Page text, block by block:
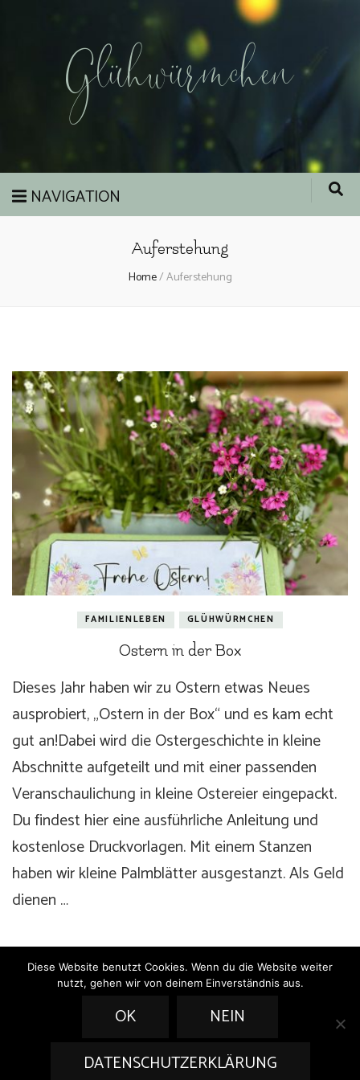
Glühwürmchen
NAVIGATION
Auferstehung
Home/Auferstehung
FAMILIENLEBEN GLÜHWÜRMCHEN
Ostern in der Box
Dieses Jahr haben wir zu Ostern etwas Neues
ausprobiert, „Ostern in der Box“ und es kam echt
gut an!Dabei wird die Ostergeschichte in kleine
Abschnitte aufgeteilt und mit einer passenden
Veranschaulichung in kleine Ostereier eingepackt.
Du findest hier eine ausführliche Anleitung und
kostenlose Druckvorlagen. Mit einem Stanzen
haben wir kleine Palmblätter ausgestanzt. Als Geld
dienen …
Copyright by Glühwürmchen 2026 | Datenschutzerklärung
|Kontakt
Diese Website benutzt Cookies. Wenn du die Website weiter
nutzt, gehen wir von deinem Einverständnis aus.
OK
NEIN
DATENSCHUTZERKLÄRUNG